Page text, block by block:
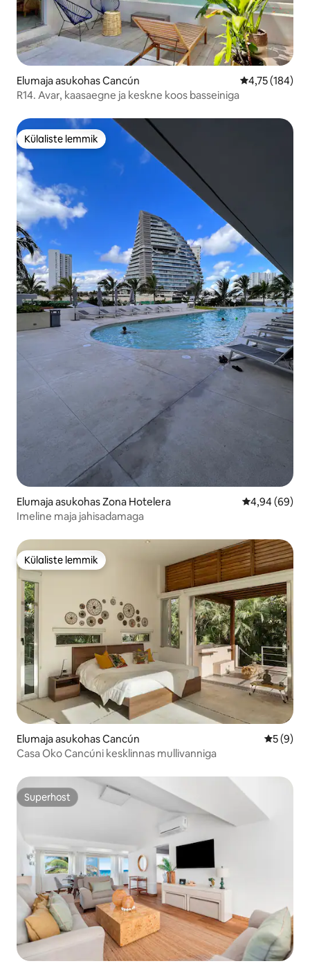
Elumaja asukohas Cancún Keskmine
4,75 (184)
R14. Avar, kaasaegne ja keskne koos basseiniga
Külaliste lemmik
Külaliste lemmik
Elumaja asukohas Zona Hotelera Keskmine
4,94 (69)
Imeline maja jahisadamaga
Külaliste lemmik
Külaliste lemmik
Elumaja asukohas Cancún
5 (9)
Casa Oko Cancúni kesklinnas mullivanniga
Superhost
Superhost